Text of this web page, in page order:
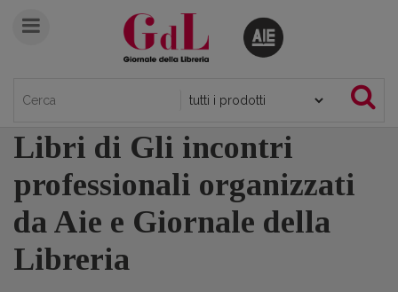
Libri di Gli incontri
professionali organizzati
da Aie e Giornale della
Libreria